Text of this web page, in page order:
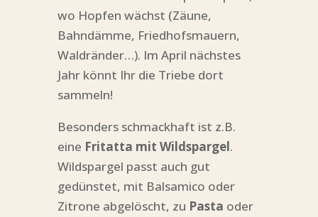
wo Hopfen wächst (Zäune,
Bahndämme, Friedhofsmauern,
Waldränder…). Im April nächstes
Jahr könnt Ihr die Triebe dort
sammeln!
Besonders schmackhaft ist z.B.
eine Fritatta mit Wildspargel.
Wildspargel passt auch gut
gedünstet, mit Balsamico oder
Zitrone abgelöscht, zu Pasta oder